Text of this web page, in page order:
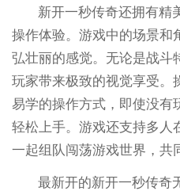
新开一秒传奇还拥有精
操作体验。游戏中的场景和
弘壮丽的感觉。无论是战斗
玩家带来极致的视觉享受。
易学的操作方式，即使没有
轻松上手。游戏还支持多人
一起组队闯荡游戏世界，共
最新开的新开一秒传奇